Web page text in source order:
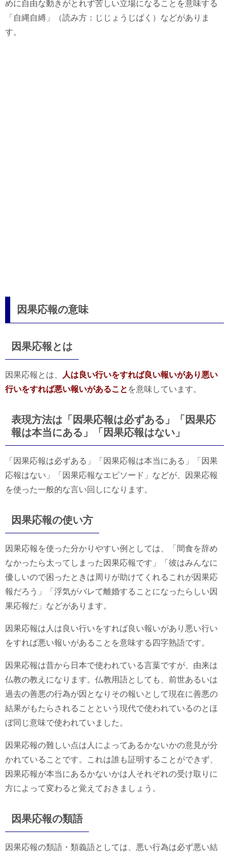
めに自由な動きがとれず苦しい立場になることを意味する
「自縄自縛」（読み方：じじょうじばく）などがありま
す。
因果応報の意味
因果応報とは
因果応報とは、
人は良い行いをすれば良い報いがあり悪い
行いをすれば悪い報いがあること を意味しています。
表現方法は「因果応報は必ずある」「因果応
報は本当にある」「因果応報はない」
「因果応報は必ずある」「因果応報は本当にある」「因果
応報はない」「因果応報なエピソード」などが、因果応報
を使った一般的な言い回しになります。
因果応報の使い方
因果応報を使った分かりやすい例としては、「間食を辞め
なかったら太ってしまった因果応報です」「彼はみんなに
優しいので困ったときは周りが助けてくれるこれが因果応
報だろう」「浮気がバレて離婚することになったらしい因
果応報だ」などがあります。
因果応報は人は良い行いをすれば良い報いがあり悪い行い
をすれば悪い報いがあることを意味する四字熟語です。
因果応報は昔から日本で使われている言葉ですが、由来は
仏教の教えになります。仏教用語としても、前世あるいは
過去の善悪の行為が因となりその報いとして現在に善悪の
結果がもたらされることという現代で使われているのとほ
ぼ同じ意味で使われていました。
因果応報の難しい点は人によってあるかないかの意見が分
かれていることです。これは誰も証明することができず、
因果応報が本当にあるかないかは人それぞれの受け取りに
方によって変わると覚えておきましょう。
因果応報の類語
因果応報の類語・類義語としては、悪い行為は必ず悪い結